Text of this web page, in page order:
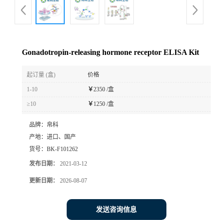
Gonadotropin-releasing hormone receptor ELISA Kit
起订量 (盒) 价格
1-10 ￥2350 /盒
≥10 ￥ 1250 /盒
品牌： 帛科
产地： 进口、国产
货号： BK-F101262
发布日期： 2021-03-12
更新日期： 2026-08-07
发送咨询信息